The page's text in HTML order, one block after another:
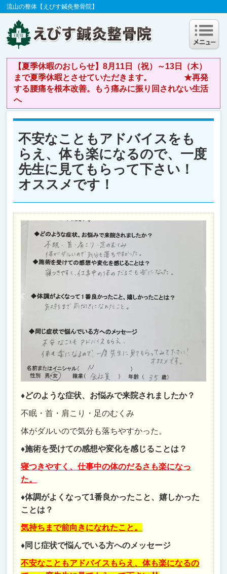
流山の整体【えびす鍼灸整骨院】
【夏季休暇のおしらせ】8月11日（祝）～13日（木）
まで夏季休暇とさせていただきます。 ★再発
する腰痛を根本改善。もう痛みに振り回されない生活
へ
不安なこともアドバイスをも
らえ、体も楽になるので、一度
先生に見てもらって下さい！
オススメです！
♦どのような症状、お悩みで来院されましたか？
不眠・首・肩こり・足のむくみ
体がダルいので気分も落ちやすかった。
♦施術を受けての感想や変化を感じることは？
寝つきやすく、仕事中の体のだるさも楽になっ
た。
♦体調がよくなって1番良かったこと、嬉しかった
ことは？
気持ちまで前向きになれたこと。
♦同じ症状で悩んでいる方へのメッセージ
不安なこともアドバイスもらえ、体も楽になるの